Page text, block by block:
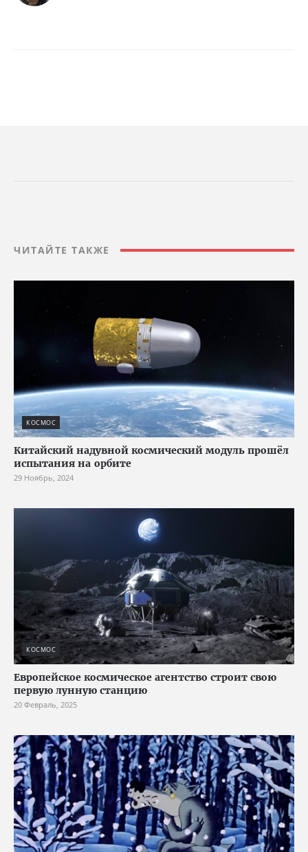
ЧИТАЙТЕ ТАКЖЕ
КОСМОС
Китайский надувной космический модуль прошёл
испытания на орбите
29 Ноябрь, 2024
КОСМОС
Европейское космическое агентство строит свою
первую лунную станцию
20 Февраль, 2025